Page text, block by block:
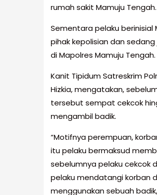
rumah sakit Mamuju Tengah.
Sementara pelaku berinisial
pihak kepolisian dan
di Mapolres Mamuju Tengah.
Kanit Tipidum Satreskrim
Hizkia, mengatakan,
tersebut sempat cekcok
mengambil badik.
“Motifnya perempuan,
itu pelaku bermaksud
sebelumnya pelaku cekcok
pelaku mendatangi korban
menggunakan sebuah